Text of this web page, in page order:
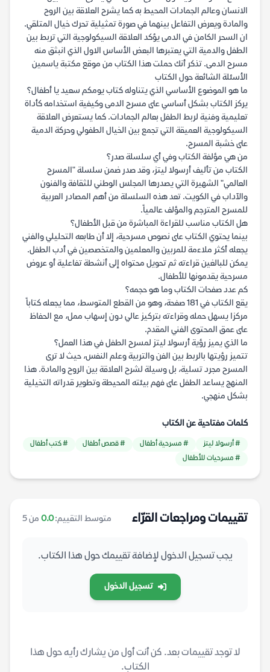
الانسان وعالم الجمادات المحيط به كما يشرح العلاقة بين الروح
والمادة ويعرض التفاعل بينهما في صورة تمثيلية تحرك خيال المتلقي.
ان السحر الكامن في الدمى يؤكد العلاقة السيكولوجية التي تربط بين
الطفل والدمية التي يعتبرها البعض الأساس الاول الذي انبثق منه
مسرح الدمى. تذكر أنك حملت هذا الكتاب من موقع مكتبة ياسمين
الأسئلة الشائعة حول الكتاب
ما هو الموضوع الأساسي الذي يتناوله كتاب يومكم سعيد يا أطفال؟
يركز الكتاب بشكل أساسي على مسرح الدمى وكيفية استخدامه كأداة
تعليمية وفنية لربط الطفل بعالم الجمادات. كما يستعرض العلاقة
السيكولوجية العميقة التي تجمع بين الخيال الطفولي وحركة الدمية
على خشبة المسرح.
من هي مؤلفة الكتاب وفي أي سلسلة صدر؟
الكتاب من تأليف أرسولا ليتز، وقد صدر ضمن سلسلة "المسرح
العالمي" الشهيرة التي يصدرها المجلس الوطني للثقافة والفنون
والآداب في الكويت. تعد هذه السلسلة من أهم المصادر العربية
للمسرح المترجم والمؤلف عالمياً.
هل الكتاب مناسب للقراءة المباشرة من قبل الأطفال؟
بينما يحتوي الكتاب على نصوص مسرحية، إلا أن طابعه التحليلي والفني
يجعله أكثر ملاءمة للمربين والمعلمين والمتخصصين في أدب الطفل.
يمكن للبالغين قراءته ثم تحويل محتواه إلى أنشطة تفاعلية أو عروض
مسرحية يقدمونها للأطفال.
كم عدد صفحات الكتاب وما هو حجمه؟
يقع الكتاب في 181 صفحة، وهو من القطع المتوسط، مما يجعله كتاباً
مركزا يسهل حمله وقراءته بتركيز عالي دون إسهاب ممل، مع الحفاظ
على عمق المحتوى الفني المقدم.
ما الذي يميز رؤية أرسولا ليتز لمسرح الطفل في هذا العمل؟
تتميز رؤيتها بالربط بين الفن والتربية وعلم النفس، حيث لا ترى
المسرح مجرد تسلية، بل وسيلة لشرح العلاقة بين الروح والمادة. هذا
المنهج يساعد الطفل على فهم بيئته المحيطة وتطوير قدراته التخيلية
بشكل منهجي.
كلمات مفتاحية عن الكتاب
# أرسولا ليتز # مسرحية أطفال # قصص أطفال
# كتب أطفال
# مسرحيات للأطفال
تقييمات ومراجعات القرّاء متوسط التقييم:0.0 من 5
يجب تسجيل الدخول لإضافة تقييمك حول هذا الكتاب.
تسجيل الدخول
لا توجد تقييمات بعد. كن أنت أول من يشارك رأيه حول هذا
الكتاب.